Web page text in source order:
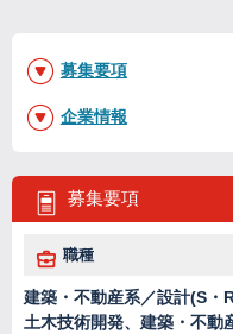
募集要項
職種
建築・不動産系／設計(S・
土木技術開発、建築・不動
募集要項
企業情報